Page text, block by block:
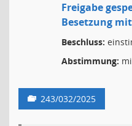
Freigabe
Besetzung
Beschluss:
Abstimmung:
243/032/2025